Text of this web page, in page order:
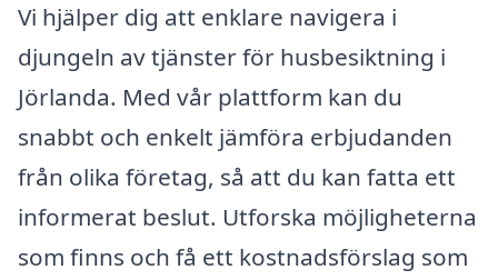
Vi hjälper dig att enklare navigera i
djungeln av tjänster för husbesiktning i
Jörlanda. Med vår plattform kan du
snabbt och enkelt jämföra erbjudanden
från olika företag, så att du kan fatta ett
informerat beslut. Utforska möjligheterna
som finns och få ett kostnadsförslag som